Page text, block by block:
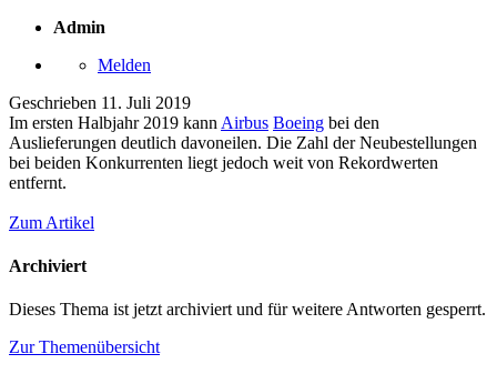
Admin
Melden
Geschrieben 11. Juli 2019
Im ersten Halbjahr 2019 kann Airbus Boeing bei den
Auslieferungen deutlich davoneilen. Die Zahl der Neubestellungen
bei beiden Konkurrenten liegt jedoch weit von Rekordwerten
entfernt.
Zum Artikel
Archiviert
Dieses Thema ist jetzt archiviert und für weitere Antworten gesperrt.
Zur Themenübersicht